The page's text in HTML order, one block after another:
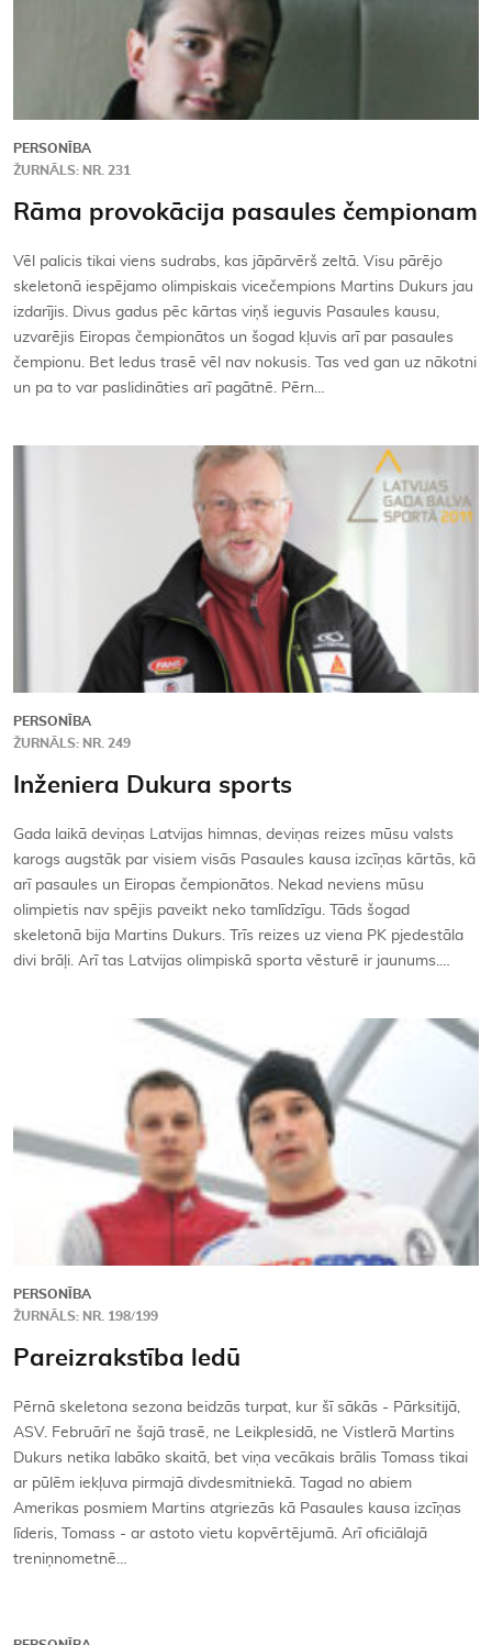
PERSONĪBA
ŽURNĀLS: NR. 231
Rāma provokācija pasaules čempionam
Vēl palicis tikai viens sudrabs, kas jāpārvērš zeltā. Visu pārējo
skeletonā iespējamo olimpiskais vicečempions Martins Dukurs jau
izdarījis. Divus gadus pēc kārtas viņš ieguvis Pasaules kausu,
uzvarējis Eiropas čempionātos un šogad kļuvis arī par pasaules
čempionu. Bet ledus trasē vēl nav nokusis. Tas ved gan uz nākotni
un pa to var paslidināties arī pagātnē. Pērn…
PERSONĪBA
ŽURNĀLS: NR. 249
Inženiera Dukura sports
Gada laikā deviņas Latvijas himnas, deviņas reizes mūsu valsts
karogs augstāk par visiem visās Pasaules kausa izcīņas kārtās, kā
arī pasaules un Eiropas čempionātos. Nekad neviens mūsu
olimpietis nav spējis paveikt neko tamlīdzīgu. Tāds šogad
skeletonā bija Martins Dukurs. Trīs reizes uz viena PK pjedestāla
divi brāļi. Arī tas Latvijas olimpiskā sporta vēsturē ir jaunums.…
PERSONĪBA
ŽURNĀLS: NR. 198/199
Pareizrakstība ledū
Pērnā skeletona sezona beidzās turpat, kur šī sākās - Pārksitijā,
ASV. Februārī ne šajā trasē, ne Leikplesidā, ne Vistlerā Martins
Dukurs netika labāko skaitā, bet viņa vecākais brālis Tomass tikai
ar pūlēm iekļuva pirmajā divdesmitniekā. Tagad no abiem
Amerikas posmiem Martins atgriezās kā Pasaules kausa izcīņas
līderis, Tomass - ar astoto vietu kopvērtējumā. Arī oficiālajā
treniņnometnē…